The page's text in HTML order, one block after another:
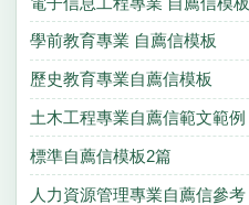
學前教育專業 自薦信模板
歷史教育專業自薦信模板
土木工程專業自薦信範文範例
標準自薦信模板2篇
人力資源管理專業自薦信參考